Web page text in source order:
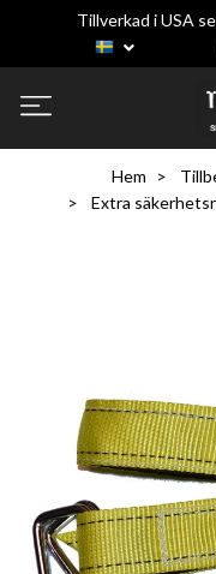
Tillverkad i USA
Hem
Extra